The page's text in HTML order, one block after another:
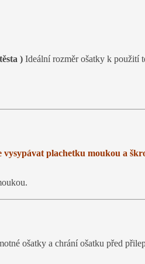
) Ideální rozměr ošatky k použití
vysypávat plachetku moukou a
ošatky a chrání ošatku před